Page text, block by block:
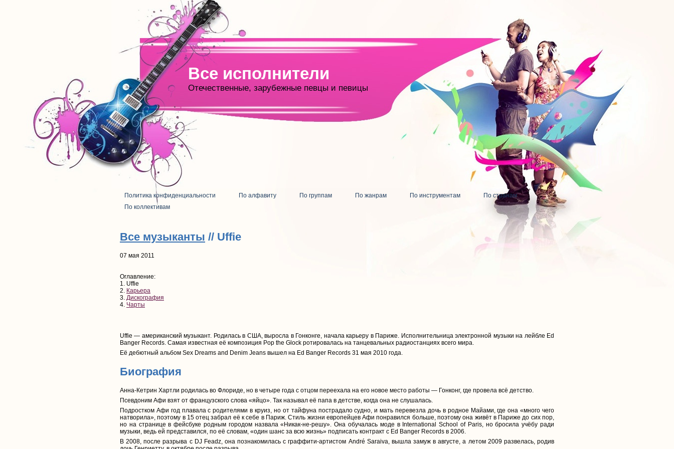
Все исполнители
Отечественные, зарубежные певцы и певицы
Политика конфиденциальности По алфавиту По группам По жанрам По инструментам
По странам
По коллективам
Все музыканты // Uffie
07 мая 2011
Оглавление:
1. Uffie
2. Карьера
3. Дискография
4. Чарты
Uffie — американский музыкант. Родилась в США, выросла в Гонконге, начала карьеру в Париже. Исполнительница электронной музыки на лейбле Ed
Banger Records. Самая известная её композиция Pop the Glock ротировалась на танцевальных радиостанциях всего мира.
Её дебютный альбом Sex Dreams and Denim Jeans вышел на Ed Banger Records 31 мая 2010 года.
Биография
Анна-Кетрин Хартли родилась во Флориде, но в четыре года с отцом переехала на его новое место работы — Гонконг, где провела всё детство.
Псевдоним Афи взят от французского слова «яйцо». Так называл её папа в детстве, когда она не слушалась.
Подростком Афи год плавала с родителями в круиз, но от тайфуна пострадало судно, и мать перевезла дочь в родное Майами, где она «много чего
натворила», поэтому в 15 отец забрал её к себе в Париж. Стиль жизни европейцев Афи понравился больше, поэтому она живёт в Париже до сих пор,
но на странице в фейсбуке родным городом назвала «Никак-не-решу». Она обучалась моде в International School of Paris, но бросила учёбу ради
музыки, ведь ей представился, по её словам, «один шанс за всю жизнь» подписать контракт с Ed Banger Records в 2006.
В 2008, после разрыва с DJ Feadz, она познакомилась с граффити-артистом André Saraiva, вышла замуж в августе, а летом 2009 развелась, родив